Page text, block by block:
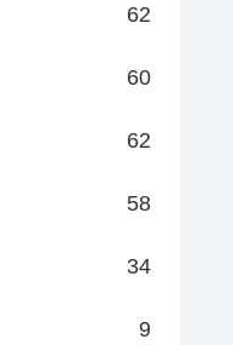
62
60
62
58
34
9